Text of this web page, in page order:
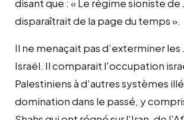
disant que : « Le régime sioniste de
disparaîtrait de la page du temps ».
Il ne menaçait pas d'exterminer les
Israël. Il comparait l'occupation
Palestiniens à d'autres systèmes
domination dans le passé, y